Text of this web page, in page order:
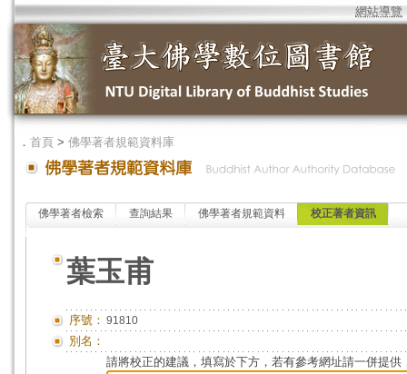
網站導覽
． 首頁 > 佛學著者規範資料庫
佛學著者檢索 查詢結果 佛學著者規範資料 校正著者資訊
葉玉甫
序號： 91810
別名：
請將校正的建議，填寫於下方，若有參考網址請一併提供